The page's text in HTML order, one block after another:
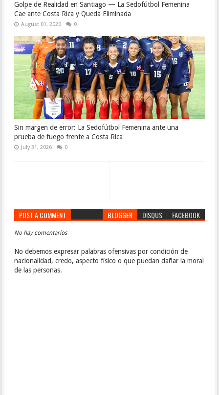
Golpe de Realidad en Santiago — La Sedofútbol Femenina
Cae ante Costa Rica y Queda Eliminada
August 01, 2026 0
Sin margen de error: La Sedofútbol Femenina ante una
prueba de fuego frente a Costa Rica
July 31, 2026 0
POST A COMMENT BLOGGER DISQUS FACEBOOK
No hay comentarios
No debemos expresar palabras ofensivas por condición de
nacionalidad, credo, aspecto físico o que puedan dañar la moral
de las personas.